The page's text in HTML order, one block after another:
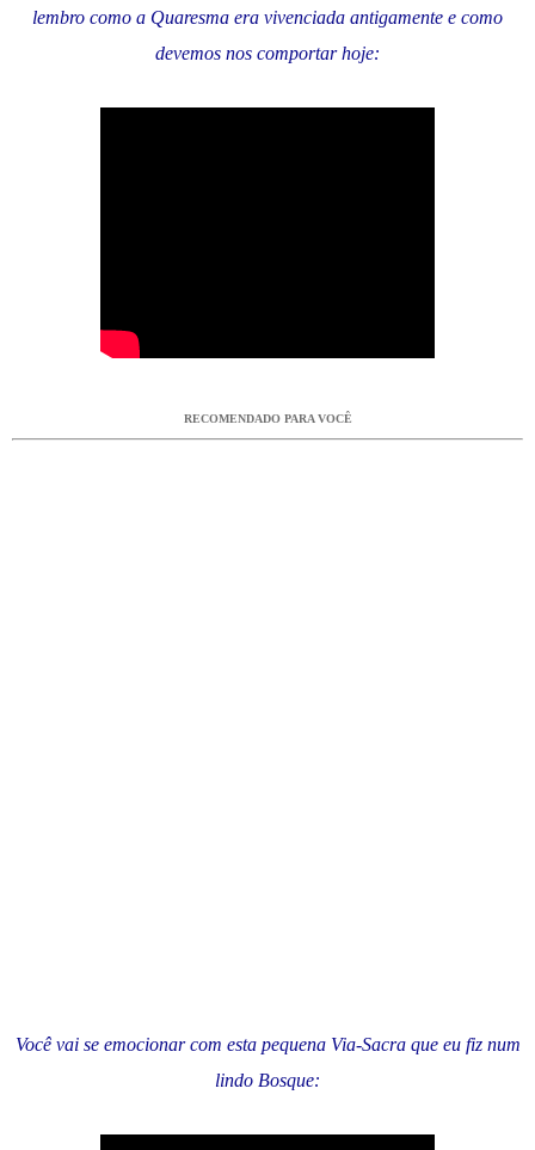
lembro como a Quaresma era vivenciada antigamente e como
devemos nos comportar hoje:
RECOMENDADO PARA VOCÊ
Você vai se emocionar com esta pequena Via-Sacra que eu fiz num
lindo Bosque: